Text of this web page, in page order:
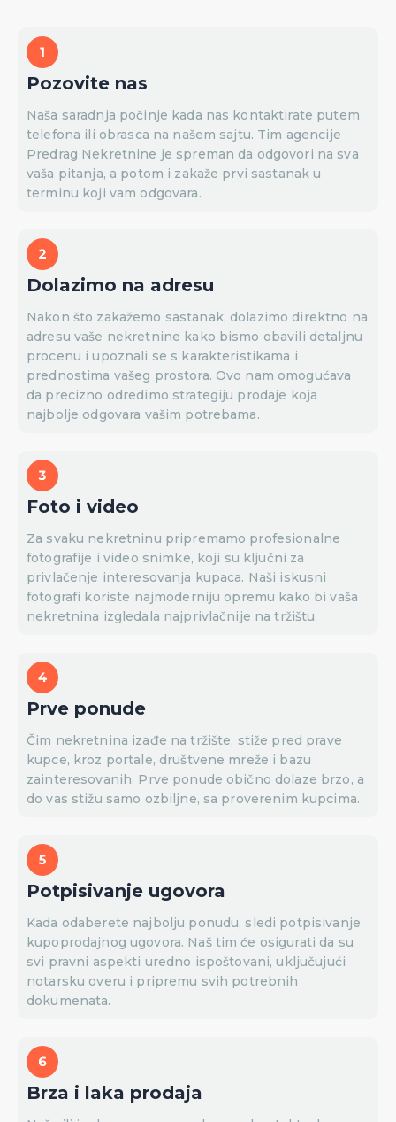
Pozovite nas
Naša saradnja počinje kada nas kontaktirate putem
telefona ili obrasca na našem sajtu. Tim agencije
Predrag Nekretnine je spreman da odgovori na sva
vaša pitanja, a potom i zakaže prvi sastanak u
terminu koji vam odgovara.
Dolazimo na adresu
Nakon što zakažemo sastanak, dolazimo direktno na
adresu vaše nekretnine kako bismo obavili detaljnu
procenu i upoznali se s karakteristikama i
prednostima vašeg prostora. Ovo nam omogućava
da precizno odredimo strategiju prodaje koja
najbolje odgovara vašim potrebama.
Foto i video
Za svaku nekretninu pripremamo profesionalne
fotografije i video snimke, koji su ključni za
privlačenje interesovanja kupaca. Naši iskusni
fotografi koriste najmoderniju opremu kako bi vaša
nekretnina izgledala najprivlačnije na tržištu.
Prve ponude
Čim nekretnina izađe na tržište, stiže pred prave
kupce, kroz portale, društvene mreže i bazu
zainteresovanih. Prve ponude obično dolaze brzo, a
do vas stižu samo ozbiljne, sa proverenim kupcima.
Potpisivanje ugovora
Kada odaberete najbolju ponudu, sledi potpisivanje
kupoprodajnog ugovora. Naš tim će osigurati da su
svi pravni aspekti uredno ispoštovani, uključujući
notarsku overu i pripremu svih potrebnih
dokumenata.
Brza i laka prodaja